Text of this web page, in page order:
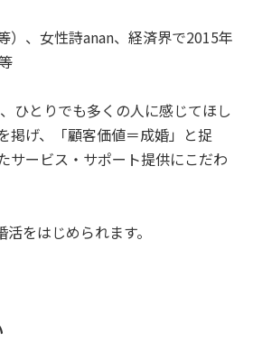
）、女性詩anan、経済界で2015年
ひとりでも多くの人に感じてほし
掲げ、「顧客価値＝成婚」と捉
サービス・サポート提供にこだわ
をはじめられます。